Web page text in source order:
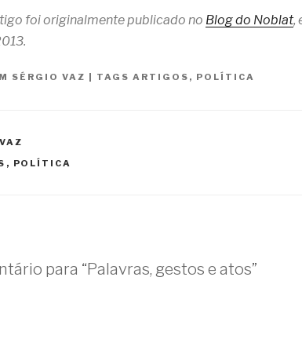
foi originalmente publicado no Blog do Noblat,
SÉRGIO VAZ | TAGS ARTIGOS , POLÍTICA
, POLÍTICA
para “Palavras, gestos e atos”